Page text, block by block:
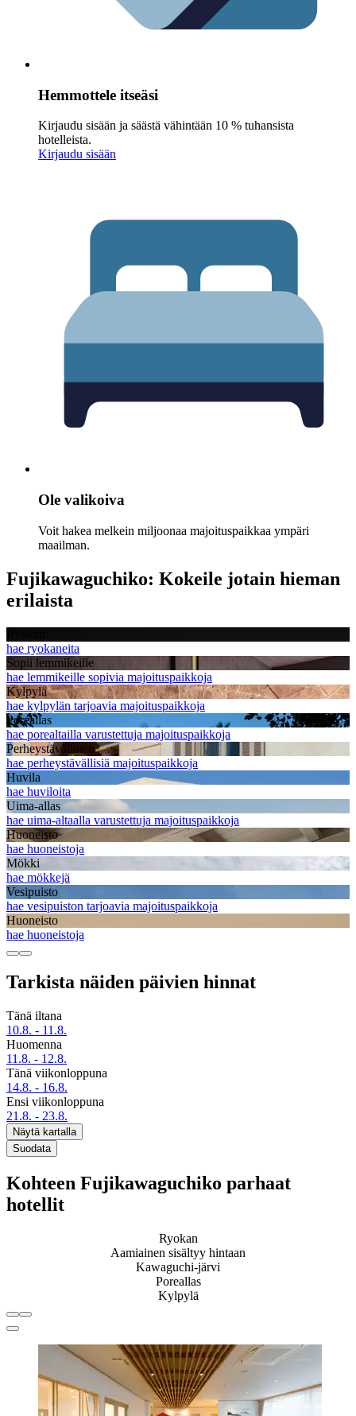
Hemmottele itseäsi
Kirjaudu sisään ja säästä vähintään 10 % tuhansista
hotelleista.
Kirjaudu sisään
Ole valikoiva
Voit hakea melkein miljoonaa majoituspaikkaa ympäri
maailman.
Fujikawaguchiko: Kokeile jotain hieman
erilaista
hae ryokaneita
Sopii lemmikeille
hae lemmikeille sopivia majoituspaikkoja
Kylpylä
hae kylpylän tarjoavia majoituspaikkoja
Poreallas
hae porealtailla varustettuja majoituspaikkoja
Perheystävällinen
hae perheystävällisiä majoituspaikkoja
Huvila
hae huviloita
Uima-allas
hae uima-altaalla varustettuja majoituspaikkoja
Huoneisto
hae huoneistoja
Mökki
hae mökkejä
Vesipuisto
hae vesipuiston tarjoavia majoituspaikkoja
Huoneisto
hae huoneistoja
Tarkista näiden päivien hinnat
Tänä iltana
10.8. - 11.8.
Huomenna
11.8. - 12.8.
Tänä viikonloppuna
14.8. - 16.8.
Ensi viikonloppuna
21.8. - 23.8.
Näytä kartalla
Suodata
Kohteen Fujikawaguchiko parhaat
hotellit
Ryokan
Aamiainen sisältyy hintaan
Kawaguchi-järvi
Poreallas
Kylpylä